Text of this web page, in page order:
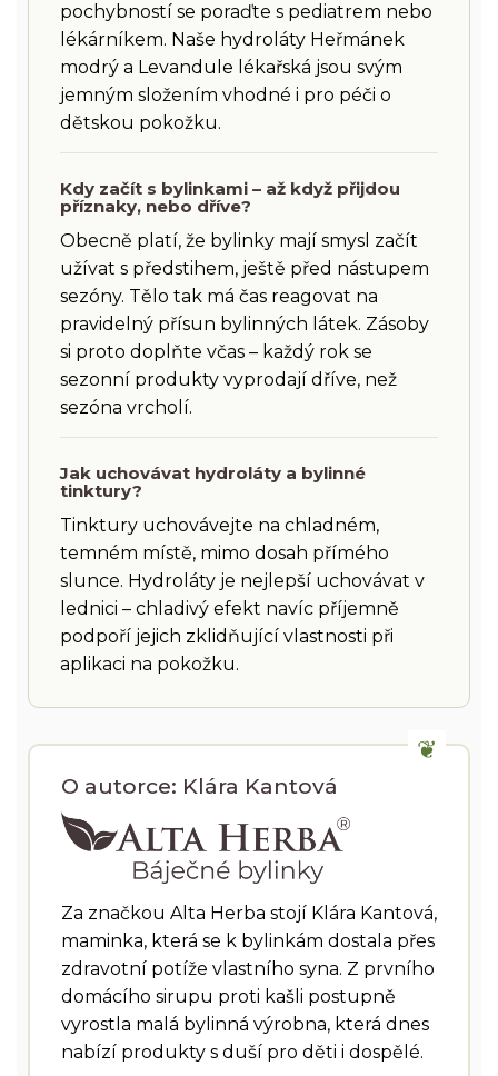
pochybností se poraďte s pediatrem nebo
lékárníkem. Naše hydroláty Heřmánek
modrý a Levandule lékařská jsou svým
jemným složením vhodné i pro péči o
dětskou pokožku.
Kdy začít s bylinkami – až když přijdou
příznaky, nebo dříve?
Obecně platí, že bylinky mají smysl začít
užívat s předstihem, ještě před nástupem
sezóny. Tělo tak má čas reagovat na
pravidelný přísun bylinných látek. Zásoby
si proto doplňte včas – každý rok se
sezonní produkty vyprodají dříve, než
sezóna vrcholí.
Jak uchovávat hydroláty a bylinné
tinktury?
Tinktury uchovávejte na chladném,
temném místě, mimo dosah přímého
slunce. Hydroláty je nejlepší uchovávat v
lednici – chladivý efekt navíc příjemně
podpoří jejich zklidňující vlastnosti při
aplikaci na pokožku.
O autorce: Klára Kantová
Za značkou Alta Herba stojí Klára Kantová,
maminka, která se k bylinkám dostala přes
zdravotní potíže vlastního syna. Z prvního
domácího sirupu proti kašli postupně
vyrostla malá bylinná výrobna, která dnes
nabízí produkty s duší pro děti i dospělé.